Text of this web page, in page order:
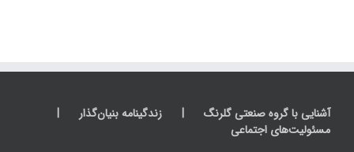
آشنایی با گروه صنعتی گلرنگ
زندگینامه بنیان‌گذار
مسئولیت‌های اجتماعی